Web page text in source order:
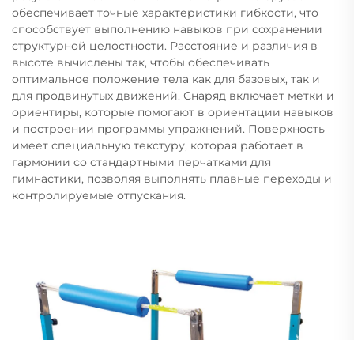
обеспечивает точные характеристики гибкости, что
способствует выполнению навыков при сохранении
структурной целостности. Расстояние и различия в
высоте вычислены так, чтобы обеспечивать
оптимальное положение тела как для базовых, так и
для продвинутых движений. Снаряд включает метки и
ориентиры, которые помогают в ориентации навыков
и построении программы упражнений. Поверхность
имеет специальную текстуру, которая работает в
гармонии со стандартными перчатками для
гимнастики, позволяя выполнять плавные переходы и
контролируемые отпускания.